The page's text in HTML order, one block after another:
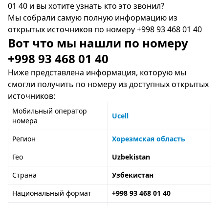
01 40 и вы хотите узнать кто это звонил?
Мы собрали самую полную информацию из
открытых источников по номеру +998 93 468 01 40
Вот что мы нашли по номеру
+998 93 468 01 40
Ниже представлена информация, которую мы
смогли получить по номеру из доступных открытых
источников:
Мобильный оператор
номера
Ucell
Регион
Хорезмская область
Гео
Uzbekistan
Страна
Узбекистан
Национальный формат
+998 93 468 01 40